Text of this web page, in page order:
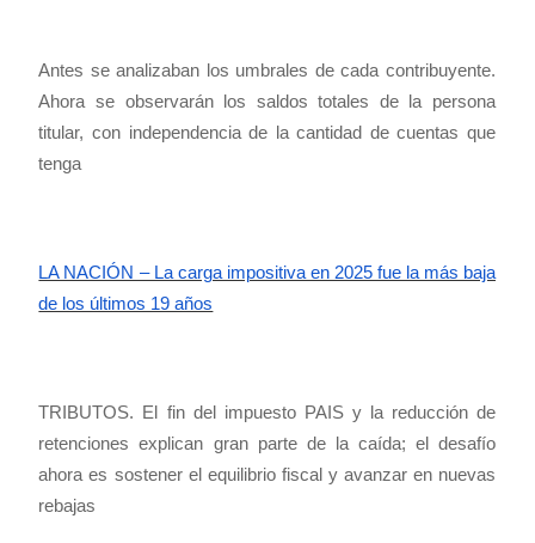
Antes se analizaban los umbrales de cada contribuyente.
Ahora se observarán los saldos totales de la persona
titular, con independencia de la cantidad de cuentas que
tenga
LA NACIÓN – La carga impositiva en 2025 fue la más baja
de los últimos 19 años
TRIBUTOS. El fin del impuesto PAIS y la reducción de
retenciones explican gran parte de la caída; el desafío
ahora es sostener el equilibrio fiscal y avanzar en nuevas
rebajas